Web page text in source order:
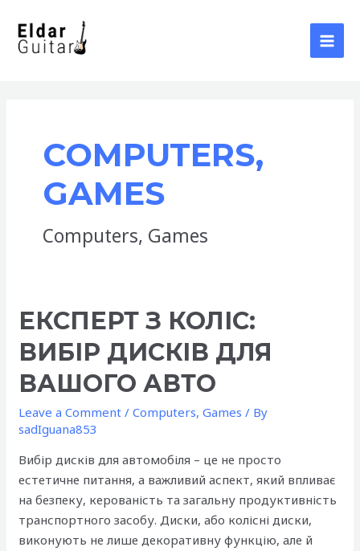
content
COMPUTERS,
GAMES
Computers, Games
ЕКСПЕРТ З КОЛІС:
ВИБІР ДИСКІВ ДЛЯ
ВАШОГО АВТО
Leave a Comment /Computers, Games / By
sadIguana853
Вибір дисків для автомобіля – це не просто
естетичне питання, а важливий аспект, який впливає
на безпеку, керованість та загальну продуктивність
транспортного засобу. Диски, або колісні диски,
виконують не лише декоративну функцію, але й